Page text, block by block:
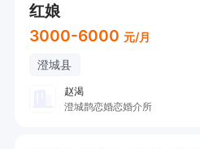
红娘
3000-6000 元/月
澄城县
赵渴
澄城鹊恋婚恋婚介所